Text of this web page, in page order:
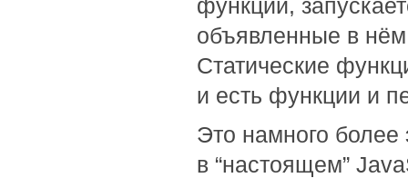
функций,
объявленные в
Статические
и есть функции и
Это намного более
в “настоящем”